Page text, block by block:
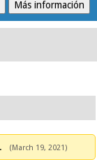
(March 19, 2021)